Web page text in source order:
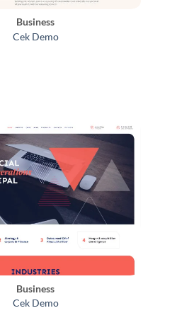
Business
Cek Demo
Business
Cek Demo